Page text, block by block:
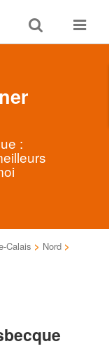
Toggle
search
Toggle
:
Calais > Nord >